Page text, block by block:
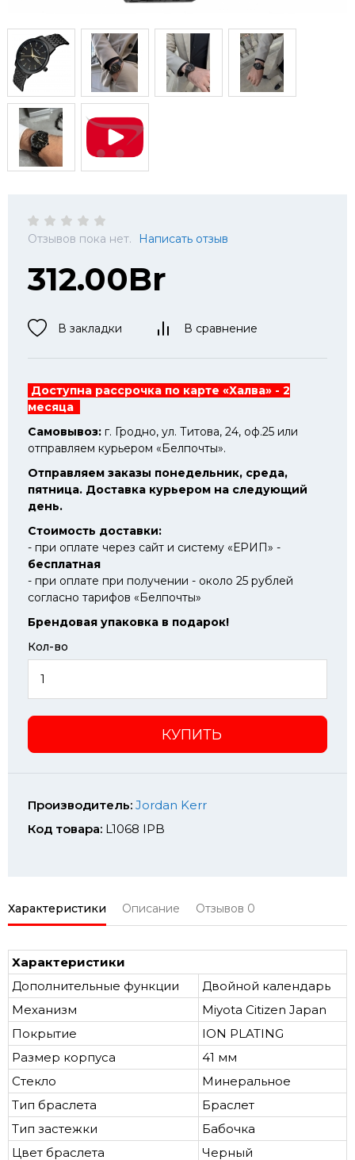
Отзывов пока нет. Написать отзыв
312.00Br
В закладки В сравнение
Доступна рассрочка по карте «Халва» - 2
месяца
Самовывоз: г. Гродно, ул. Титова, 24, оф.25 или
отправляем курьером «Белпочты».
Отправляем заказы понедельник, среда,
пятница. Доставка курьером на следующий
день.
Стоимость доставки:
- при оплате через сайт и систему «ЕРИП» -
бесплатная
- при оплате при получении - около 25 рублей
согласно тарифов «Белпочты»
Брендовая упаковка в подарок!
Кол-во
КУПИТЬ
Производитель: Jordan Kerr
Код товара: L1068 IPB
Характеристики Описание Отзывов 0
Характеристики
Дополнительные функции
Двойной календарь
Механизм
Miyota Citizen Japan
Покрытие
ION PLATING
Размер корпуса
41 мм
Стекло
Минеральное
Тип браслета
Браслет
Тип застежки
Бабочка
Цвет браслета
Черный